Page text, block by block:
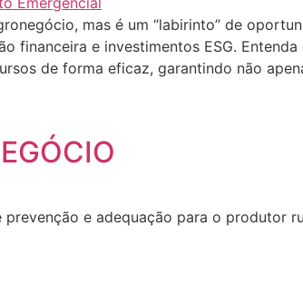
mas é um “labirinto” de
e investimentos ESG. Entenda
de forma eficaz, garantindo não
e adequação para o produtor